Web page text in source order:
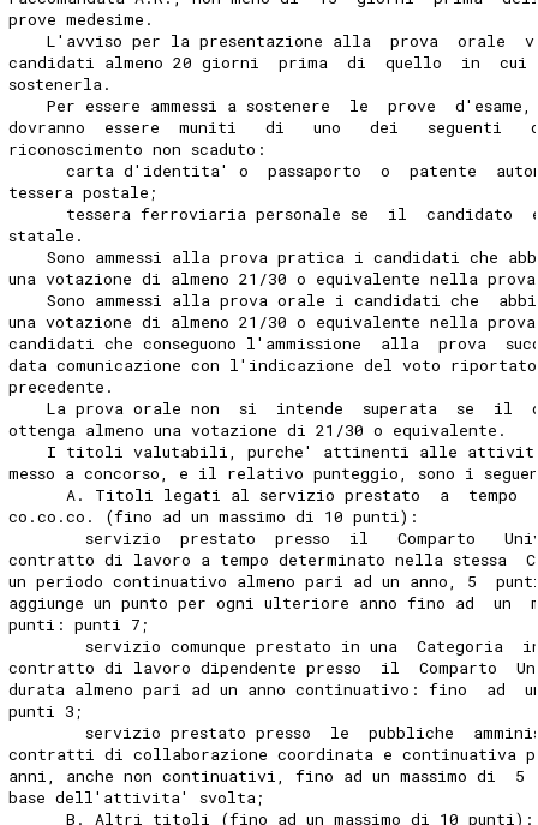
prove medesime.
L'avviso per la presentazione alla  prova  orale
candidati almeno 20 giorni  prima  di  quello  in  cui
sostenerla.
Per essere ammessi a sostenere  le  prove
dovranno  essere  muniti   di   uno   dei   seguenti
riconoscimento non scaduto:
carta d'identita' o  passaporto  o  patente
tessera postale;
tessera ferroviaria personale se  il  candidato
statale.
Sono ammessi alla prova pratica i candidati che
una votazione di almeno 21/30 o equivalente nella
Sono ammessi alla prova orale i candidati che
una votazione di almeno 21/30 o equivalente nella
candidati che conseguono l'ammissione  alla  prova
data comunicazione con l'indicazione del voto
precedente.
La prova orale non  si  intende  superata  se  il
ottenga almeno una votazione di 21/30 o equivalente.
I titoli valutabili, purche' attinenti alle
messo a concorso, e il relativo punteggio, sono i
A. Titoli legati al servizio prestato  a  tempo
co.co.co. (fino ad un massimo di 10 punti):
servizio  prestato  presso  il   Comparto
contratto di lavoro a tempo determinato nella stessa
un periodo continuativo almeno pari ad un anno, 5
aggiunge un punto per ogni ulteriore anno fino ad  un
punti: punti 7;
servizio comunque prestato in una  Categoria
contratto di lavoro dipendente presso  il  Comparto
durata almeno pari ad un anno continuativo: fino  ad
punti 3;
servizio prestato presso  le  pubbliche
contratti di collaborazione coordinata e continuativa
anni, anche non continuativi, fino ad un massimo di
base dell'attivita' svolta;
B. Altri titoli (fino ad un massimo di 10